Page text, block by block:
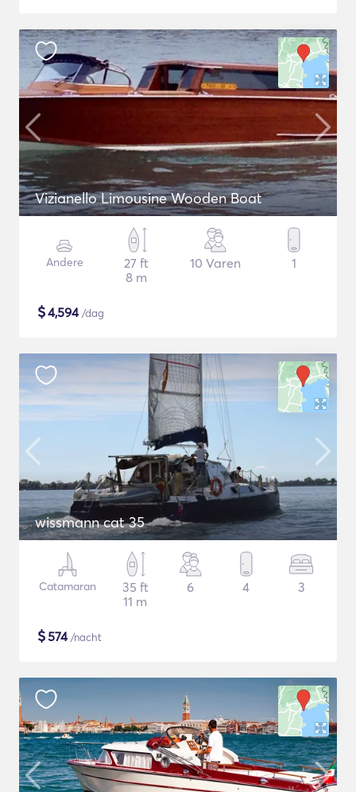
Vizianello Limousine Wooden Boat
Andere
27 ft
8 m
10 Varen 1
$4,594/dag
wissmann cat 35
Catamaran
35 ft
11 m
6 4 3
$574/nacht